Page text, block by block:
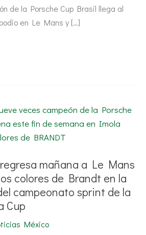
de la Porsche Cup Brasil llega al
en Le Mans y […]
mañana a Le Mans
colores de Brandt en la
campeonato sprint de la
Cup
México